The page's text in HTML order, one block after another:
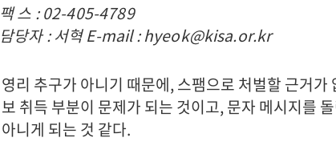
팩 스 : 02-405-4789
담당자 : 서혁 E-mail : hyeok@kisa.or.kr
영리 추구가 아니기 때문에, 스팸으로 처벌할 근거가
보 취득 부분이 문제가 되는 것이고, 문자 메시지를
아니게 되는 것 같다.